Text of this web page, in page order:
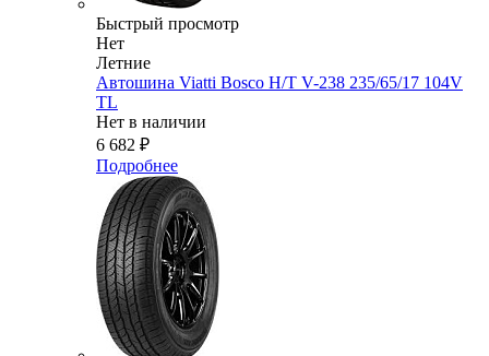
Быстрый просмотр
Нет
Летние
Автошина Viatti Bosco H/T V-238 235/65/17 104V
TL
Нет в наличии
6 682 ₽
Подробнее